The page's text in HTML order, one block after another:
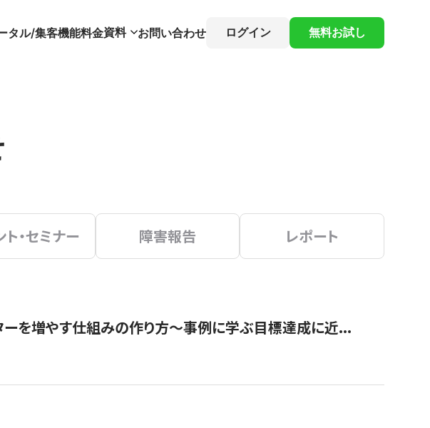
タル/集客機能料金資料 お問い合わせ ログイン 無料お試し
・セミナー 障害報告 レポート
ターを増やす仕組みの作り方〜事例に学ぶ目標達成に近...